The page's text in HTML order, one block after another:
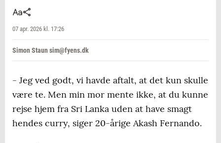
07 apr. 2026 kl. 17:26
Simon Staun sim@fyens.dk
- Jeg ved godt, vi havde aftalt, at det kun skulle
være te. Men min mor mente ikke, at du kunne
rejse hjem fra Sri Lanka uden at have smagt
hendes curry, siger 20-årige Akash Fernando.